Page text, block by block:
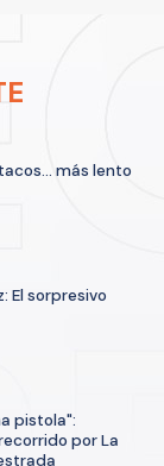
más lento
El sorpresivo
pistola":
por La